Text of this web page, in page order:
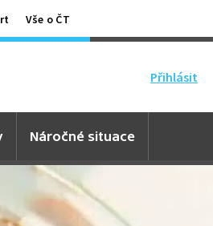
Vše o ČT
Přihlásit
Náročné situace